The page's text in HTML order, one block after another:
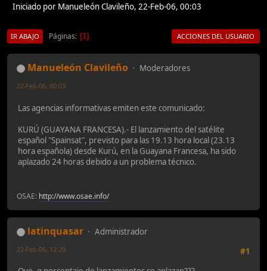
Iniciado por Manueleón Clavileño, 22-Feb-06, 00:03
IR ABAJO Páginas 1 ACCIONES DEL USUARIO
Manueleón Clavileño Moderadores
22-Feb-06, 00:03
Las agencias informativas emiten este comunicado:
KURÚ (GUAYANA FRANCESA).- El lanzamiento del satélite
español "Spainsat", previsto para las 19.13 hora local (23.13
hora española) desde Kurú, en la Guayana Francesa, ha sido
aplazado 24 horas debido a un problema técnico.
OSAE: http://www.osae.info/
latinquasar
Administrador
#1
22-Feb-06, 12:29